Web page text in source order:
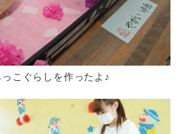
こぐらしを作ったよ♪